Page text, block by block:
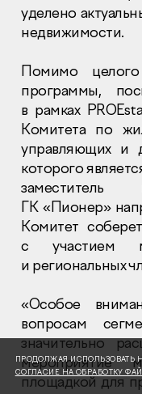
Раскрытие
Правовая
Сообщить о
Глaвный oфиc
+7 (495) 502 95
Отдел продаж
Заказать
© 2001-2026
уделено
недвижимости.
Помимо
программы,
в рамках
Комитета по
управляющих и
которого
заместитель
ГК «Пионер»
Комитет
с участием
и региональных
«Особое
вопросам
значительно
мероприятие
площадкой для
ПРОДОЛЖАЯ ИСПОЛЬЗОВАТЬ
СОГЛАСИЕ НА ОБРАБОТКУ